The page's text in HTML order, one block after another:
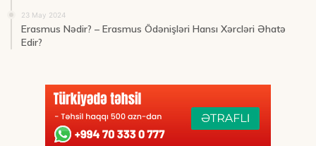
23 May 2024
Erasmus Nədir? – Erasmus Ödənişləri Hansı Xərcləri Əhatə
Edir?